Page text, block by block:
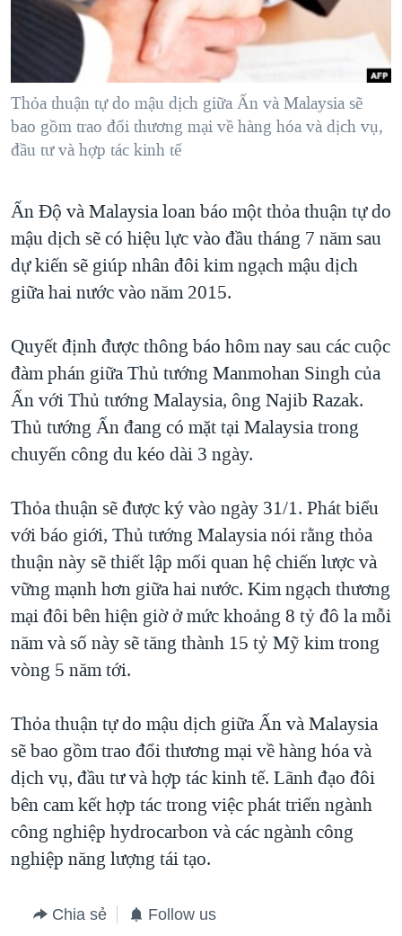
NGƯỜI VIỆT HẢI NGOẠI
ĐỜI SỐNG
KINH TẾ
KHOA HỌC
SỨC KHOẺ
THỂ THAO
GIÁO DỤC
TẠI
HÀNH TRÌNH BẦU CỬ 2024
MỘT NĂM CHIẾN TRANH TẠI DẢI GAZA
GIẢI MÃ VÀNH ĐAI & CON ĐƯỜNG
NGÀY TỊ NẠN THẾ GIỚI
CHI PHÍ CHIẾN TRANH AFGHANISTAN
CÁC GIÁ TRỊ CỘNG HÒA Ở VIỆT NAM
THƯỢNG ĐỈNH TRUMP-KIM TẠI VIỆT NAM
NGƯ DÂN VIỆT VÀ LÀN SÓNG TRỘM HẢI SÂM
BÊN KIA QUỐC LỘ: TIẾNG VỌNG TỪ NÔNG THÔN MỸ
QUAN HỆ VIỆT MỸ
MẠNG XÃ HỘI
Thỏa thuận tự do mậu dịch giữa Ấn và Malaysia sẽ
bao gồm trao đổi thương mại về hàng hóa và dịch vụ,
đầu tư và hợp tác kinh tế
Ấn Độ và Malaysia loan báo một thỏa thuận tự do
mậu dịch sẽ có hiệu lực vào đầu tháng 7 năm sau
dự kiến sẽ giúp nhân đôi kim ngạch mậu dịch
giữa hai nước vào năm 2015.
Quyết định được thông báo hôm nay sau các cuộc
đàm phán giữa Thủ tướng Manmohan Singh của
Ấn với Thủ tướng Malaysia, ông Najib Razak.
Thủ tướng Ấn đang có mặt tại Malaysia trong
chuyến công du kéo dài 3 ngày.
Thỏa thuận sẽ được ký vào ngày 31/1. Phát biểu
với báo giới, Thủ tướng Malaysia nói rằng thỏa
thuận này sẽ thiết lập mối quan hệ chiến lược và
vững mạnh hơn giữa hai nước. Kim ngạch thương
mại đôi bên hiện giờ ở mức khoảng 8 tỷ đô la mỗi
năm và số này sẽ tăng thành 15 tỷ Mỹ kim trong
vòng 5 năm tới.
Thỏa thuận tự do mậu dịch giữa Ấn và Malaysia
sẽ bao gồm trao đổi thương mại về hàng hóa và
dịch vụ, đầu tư và hợp tác kinh tế. Lãnh đạo đôi
bên cam kết hợp tác trong việc phát triển ngành
công nghiệp hydrocarbon và các ngành công
nghiệp năng lượng tái tạo.
Chia sẻ Follow us